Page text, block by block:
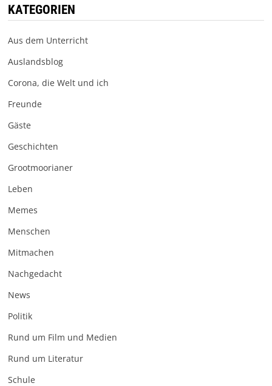
KATEGORIEN
Aus dem Unterricht
Auslandsblog
Corona, die Welt und ich
Freunde
Gäste
Geschichten
Grootmoorianer
Leben
Memes
Menschen
Mitmachen
Nachgedacht
News
Politik
Rund um Film und Medien
Rund um Literatur
Schule